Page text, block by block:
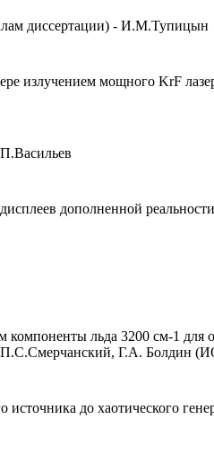
диссертации) - И.М.Тупицын
излучением мощного KrF
дополненной
льда 3200 см-1 для
Г.А. Болдин
источника до хаотического